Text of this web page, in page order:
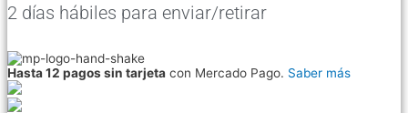
2 días hábiles para enviar/retirar
Hasta 12 pagos sin tarjeta con Mercado Pago. Saber más